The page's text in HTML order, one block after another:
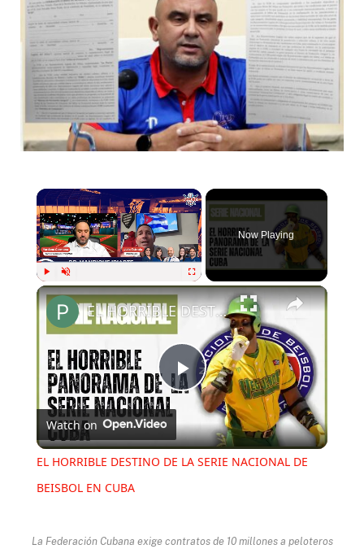
Play Unmute Fullscreen
Now Playing
Play
Video
EL HORRIBLE DESTINO DE LA SERIE NACIONAL DE BEISBOL EN CUBA
Watch on
EL HORRIBLE DESTINO DE LA SERIE NACIONAL DE
BEISBOL EN CUBA
La Federación Cubana exige contratos de 10 millones a peloteros